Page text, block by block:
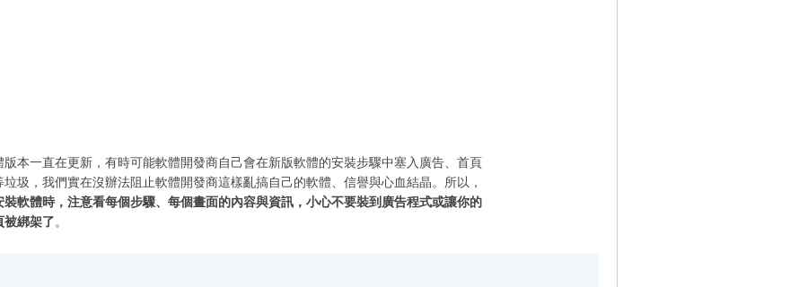
版本一直在更新，有時可能軟體開發商自己會在新版軟體的安裝步驟中塞入廣告、首頁
垃圾，我們實在沒辦法阻止軟體開發商這樣亂搞自己的軟體、信譽與心血結晶。所以，
裝軟體時，注意看每個步驟、每個畫面的內容與資訊，小心不要裝到廣告程式或讓你的
被綁架了。